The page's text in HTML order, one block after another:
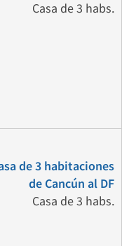
Casa de 3 habs.
de 3 habitaciones
de Cancún al DF
Casa de 3 habs.